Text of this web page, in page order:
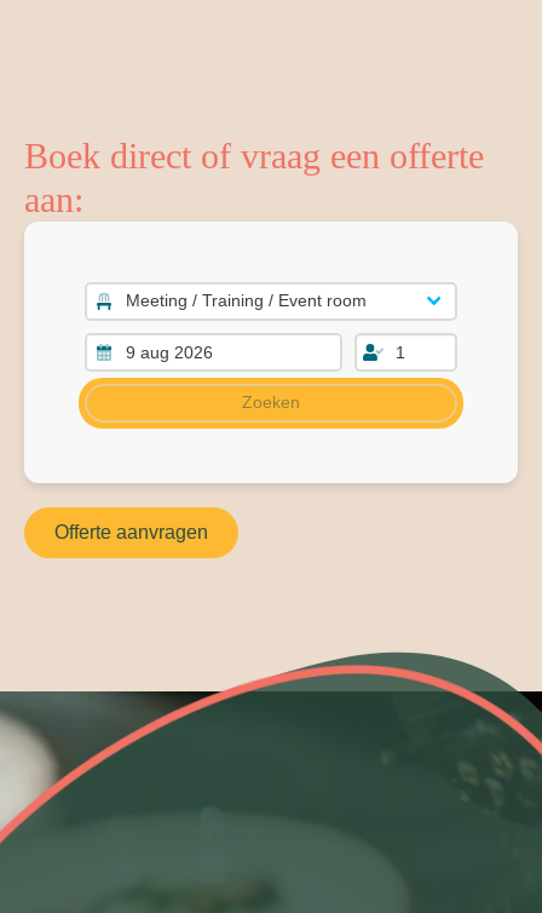
Boek direct of vraag een offerte
aan:
Zoeken
Offerte aanvragen